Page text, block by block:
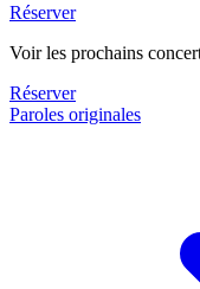
Réserver
Voir les prochains
Réserver
Paroles originales